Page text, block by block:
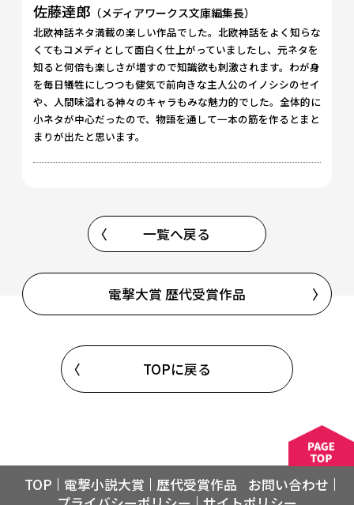
佐藤達郎 （メディアワークス文庫編集長）
北欧神話ネタ満載の楽しい作品でした。北欧神話をよく知らな
くてもコメディとして面白く仕上がっていましたし、元ネタを
知ると何倍も楽しさが増すので知識欲も刺激されます。わが身
を毎日犠牲にしつつも健気で前向きな主人公のイノシシのセイ
や、人間味溢れる神々のキャラもみな魅力的でした。全体的に
小ネタが中心だったので、物語を通して一本の筋を作るとまと
まりが出たと思います。
一覧へ戻る
電撃大賞 歴代受賞作品
TOPに戻る
TOP 電撃小説大賞 歴代受賞作品
お問い合わせ